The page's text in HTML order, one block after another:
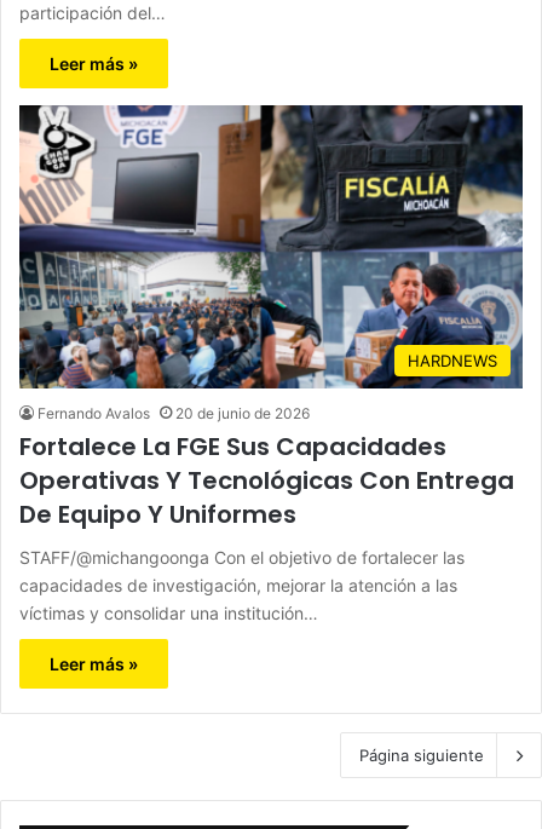
participación del…
Leer más »
HARDNEWS
Fernando Avalos 20 de junio de 2026
Fortalece La FGE Sus Capacidades
Operativas Y Tecnológicas Con Entrega
De Equipo Y Uniformes
STAFF/@michangoonga Con el objetivo de fortalecer las
capacidades de investigación, mejorar la atención a las
víctimas y consolidar una institución…
Leer más »
Página siguiente